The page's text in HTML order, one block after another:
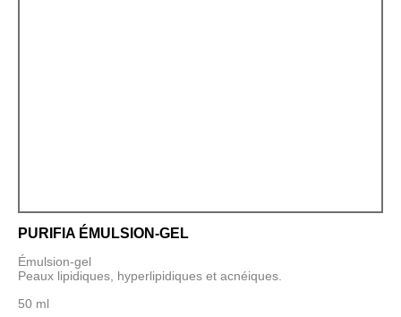
PURIFIA ÉMULSION-GEL
Émulsion-gel
Peaux lipidiques, hyperlipidiques et acnéiques.
50 ml